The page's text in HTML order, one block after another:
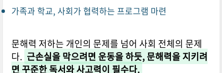
가족과 학교, 사회가 협력하는 프로그램 마련
문해력 저하는 개인의 문제를 넘어 사회 전체의 문제
다. 근손실을 막으려면 운동을 하듯, 문해력을 지키려
면 꾸준한 독서와 사고력이 필수다.